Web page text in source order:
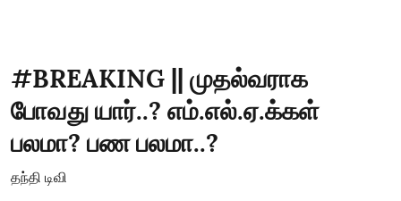
#BREAKING || முதல்வராக
போவது யார்..? எம்.எல்.ஏ.க்கள்
பலமா? பண பலமா..?
தந்தி டிவி